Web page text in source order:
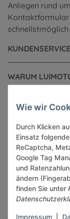
Anliegen rund
Kontaktformular
KUNDENSERVICE
WARUM
INFORMATIONEN
GESETZLICHE
Sicher bezahlen
Wie wir
Durch Klicken
Einsatz
ReCaptcha,
Google Tag
und
ändern
finden Sie unter
Impressum